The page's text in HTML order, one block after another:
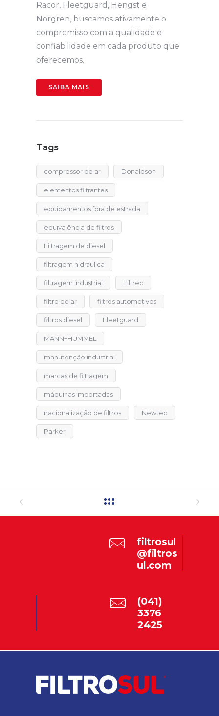
Racor, Fleetguard, Hengst e
Norgren, buscamos ativamente o
compromisso com a qualidade e
confiabilidade em cada produto que
oferecemos.
SAIBA MAIS
Tags
compressor de ar Donaldson
elementos filtrantes
equipamentos fora de estrada
equivalência de filtros
Filtragem de diesel
filtragem hidráulica
filtragem industrial Filtrec
filtro de ar filtros automotivos
filtros diesel Fleetguard
MANN+HUMMEL
manutenção industrial
marcas de filtragem
máquinas importadas
nacionalização de filtros Newtec
Parker
filtrosul
@filtros
ul.com
(041)
3376
2425